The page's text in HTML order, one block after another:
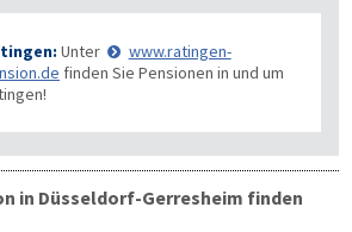
Unter
www.ratingen-
finden Sie Pensionen in und um
in Düsseldorf-Gerresheim finden